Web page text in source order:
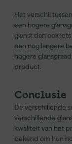
Het verschil
een hogere
glanst dan ook
een nog langere
hogere
product.
Conclusie
De verschillende
verschillende
kwaliteit van het
bekend om hun